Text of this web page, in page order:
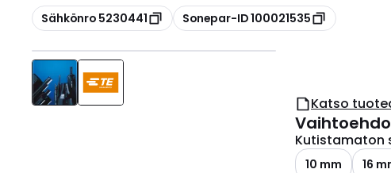
Kopioi
Sähkönro 5230441 Kopioi
Sonepar-ID 100021535
Katso
Kutistamaton
10 mm 16